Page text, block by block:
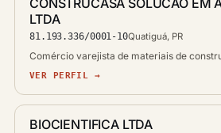
CONSTRUCASA SOLUCAO EM
LTDA
81.193.336/0001-10Quatiguá, PR
Comércio varejista de materiais de
VER PERFIL →
BIOCIENTIFICA LTDA